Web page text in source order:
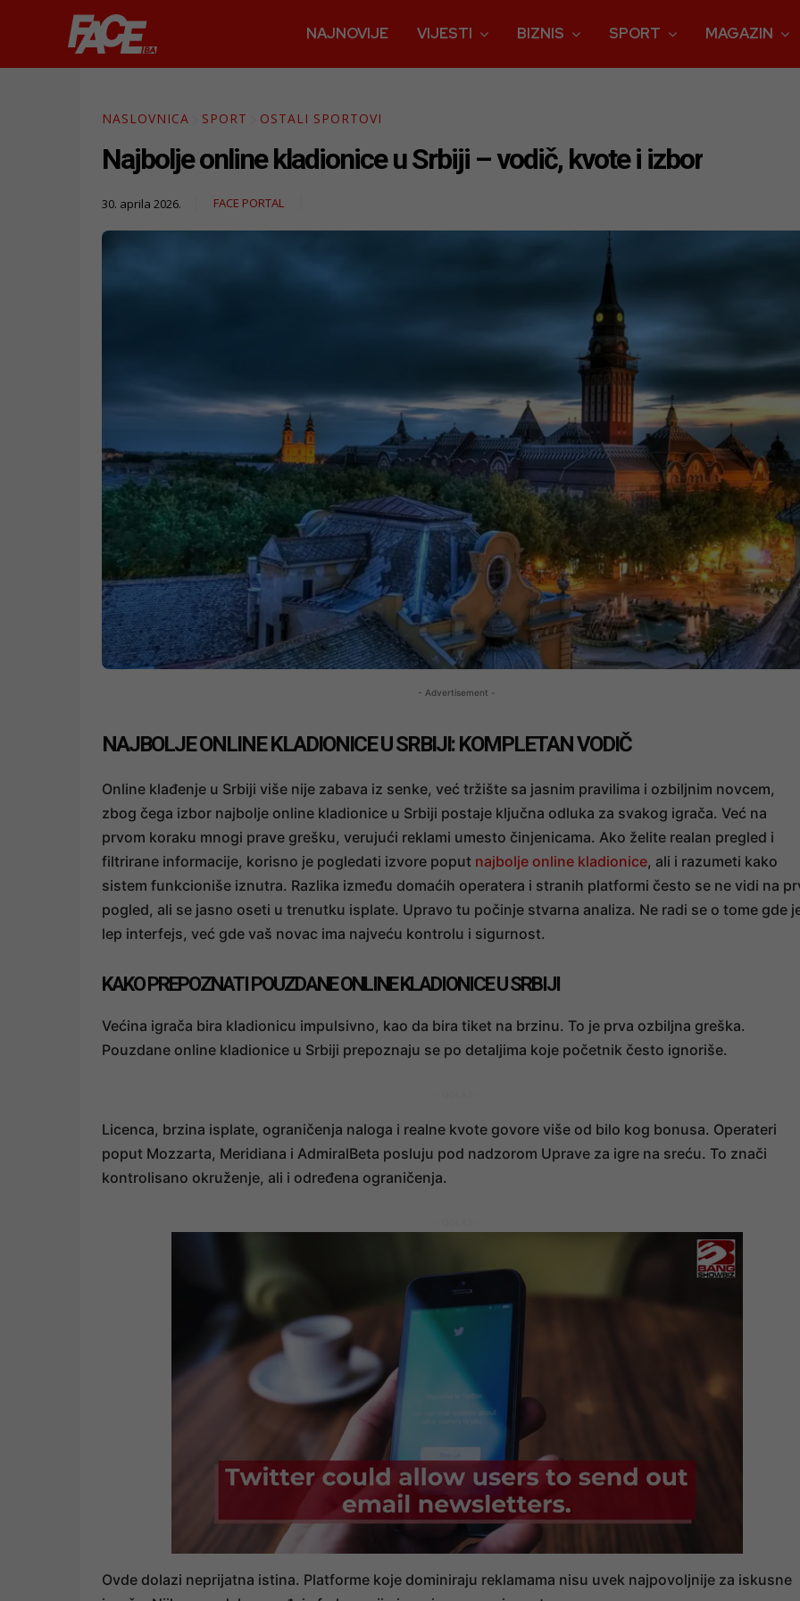
NAJNOVIJE VIJESTI BIZNIS SPORT MAGAZIN
NASLOVNICA SPORT OSTALI SPORTOVI
Najbolje online kladionice u Srbiji – vodič, kvote i izbor
30. aprila 2026. FACE PORTAL
- Advertisement -
NAJBOLJE ONLINE KLADIONICE U SRBIJI: KOMPLETAN VODIČ
Online klađenje u Srbiji više nije zabava iz senke, već tržište sa jasnim pravilima i ozbiljnim novcem,
zbog čega izbor najbolje online kladionice u Srbiji postaje ključna odluka za svakog igrača. Već na
prvom koraku mnogi prave grešku, verujući reklami umesto činjenicama. Ako želite realan pregled i
filtrirane informacije, korisno je pogledati izvore poput najbolje online kladionice, ali i razumeti kako
sistem funkcioniše iznutra. Razlika između domaćih operatera i stranih platformi često se ne vidi na
pogled, ali se jasno oseti u trenutku isplate. Upravo tu počinje stvarna analiza. Ne radi se o tome gde
lep interfejs, već gde vaš novac ima najveću kontrolu i sigurnost.
KAKO PREPOZNATI POUZDANE ONLINE KLADIONICE U SRBIJI
Većina igrača bira kladionicu impulsivno, kao da bira tiket na brzinu. To je prva ozbiljna greška.
Pouzdane online kladionice u Srbiji prepoznaju se po detaljima koje početnik često ignoriše.
Licenca, brzina isplate, ograničenja naloga i realne kvote govore više od bilo kog bonusa. Operateri
poput Mozzarta, Meridiana i AdmiralBeta posluju pod nadzorom Uprave za igre na sreću. To znači
kontrolisano okruženje, ali i određena ograničenja.
Ovde dolazi neprijatna istina. Platforme koje dominiraju reklamama nisu uvek najpovoljnije za iskusne